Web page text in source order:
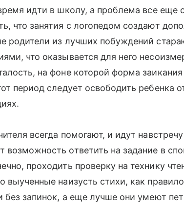
идти в школу, а проблема все еще
что занятия с логопедом создают
родители из лучших побуждений
что оказывается для него
на фоне которой форма
период следует освободить ребенка
всегда помогают, и идут
возможность ответить на задание в
проходить проверку на технику
выученные наизусть стихи, как
без запинок, а еще лучше они умеют